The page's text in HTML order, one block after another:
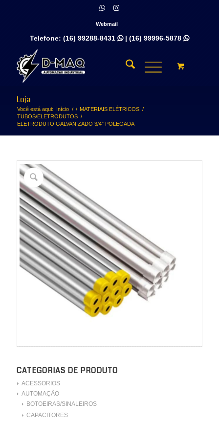
Webmail
Telefone: (16) 99288-8431 | (16) 99996-5878 
Loja
Você está aqui: Início / / MATERIAIS ELÉTRICOS /
TUBOS/ELETRODUTOS /
ELETRODUTO GALVANIZADO 3/4″ POLEGADA
CATEGORIAS DE PRODUTO
ACESSORIOS
AUTOMAÇÃO
BOTOEIRAS/SINALEIROS
CAPACITORES